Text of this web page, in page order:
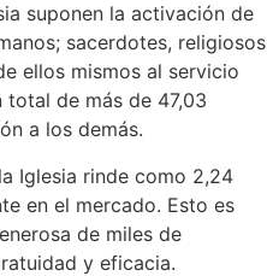
suponen la activación de
sacerdotes, religiosos
ellos mismos al servicio
total de más de 47,03
a los demás.
Iglesia rinde como 2,24
en el mercado. Esto es
de miles de
y eficacia.